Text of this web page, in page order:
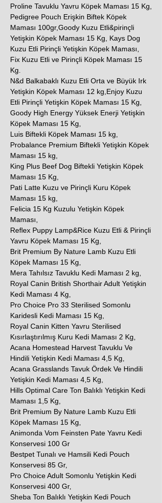
Proline Tavuklu Yavru Köpek Maması 15 Kg,
Pedigree Pouch Erişkin Biftek Köpek
Maması 100gr,Goody Kuzu Etli&pirinçli
Yetişkin Köpek Maması 15 Kg, Kays Dog
Kuzu Etli Pirinçli Yetişkin Köpek Maması,
Fix Kuzu Etli ve Pirinçli Köpek Maması 15
Kg.
N&d Balkabaklı Kuzu Etli Orta ve Büyük Irk
Yetişkin Köpek Maması 12 kg,Enjoy Kuzu
Etli Pirinçli Yetişkin Köpek Maması 15 Kg,
Goody High Energy Yüksek Enerji Yetişkin
Köpek Maması 15 Kg,
Luis Biftekli Köpek Maması 15 kg,
Probalance Premium Biftekli Yetişkin Köpek
Maması 15 kg,
King Plus Beef Dog Biftekli Yetişkin Köpek
Maması 15 Kg,
Pati Latte Kuzu ve Pirinçli Kuru Köpek
Maması 15 kg,
Felicia 15 Kg Kuzulu Yetişkin Köpek
Maması,
Reflex Puppy Lamp&Rice Kuzu Etli & Pirinçli
Yavru Köpek Maması 15 Kg,
Brit Premium By Nature Lamb Kuzu Etli
Köpek Maması 15 Kg,
Mera Tahılsız Tavuklu Kedi Maması 2 kg,
Royal Canin British Shorthair Adult Yetişkin
Kedi Maması 4 Kg,
Pro Choice Pro 33 Sterilised Somonlu
Karidesli Kedi Maması 15 Kg,
Royal Canin Kitten Yavru Sterilised
Kısırlaştırılmış Kuru Kedi Maması 2 Kg,
Acana Homestead Harvest Tavuklu Ve
Hindili Yetişkin Kedi Maması 4,5 Kg,
Acana Grasslands Tavuk Ördek Ve Hindili
Yetişkin Kedi Maması 4,5 Kg,
Hills Optimal Care Ton Balıklı Yetişkin Kedi
Maması 1,5 Kg,
Brit Premium By Nature Lamb Kuzu Etli
Köpek Maması 15 Kg,
Animonda Vom Feinsten Pate Yavru Kedi
Konservesi 100 Gr
Bestpet Tunalı ve Hamsili Kedi Pouch
Konservesi 85 Gr,
Pro Choice Adult Somonlu Yetişkin Kedi
Konservesi 400 Gr,
Sheba Ton Balıklı Yetişkin Kedi Pouch